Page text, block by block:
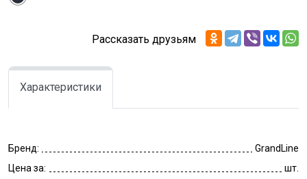
Рассказать друзьям
Характеристики
Бренд:
GrandLine
Цена за:
шт.